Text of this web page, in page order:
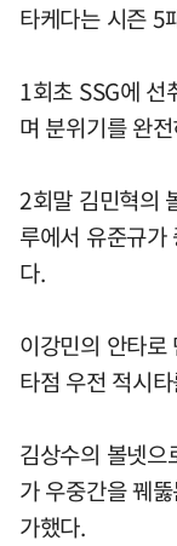
타케다는 시즌 5
1회초 SSG에
며 분위기를 완
2회말 김민혁의
루에서 유준규가
다.
이강민의 안타
타점 우전 적시
김상수의 볼넷
가 우중간을 꿰
가했다.